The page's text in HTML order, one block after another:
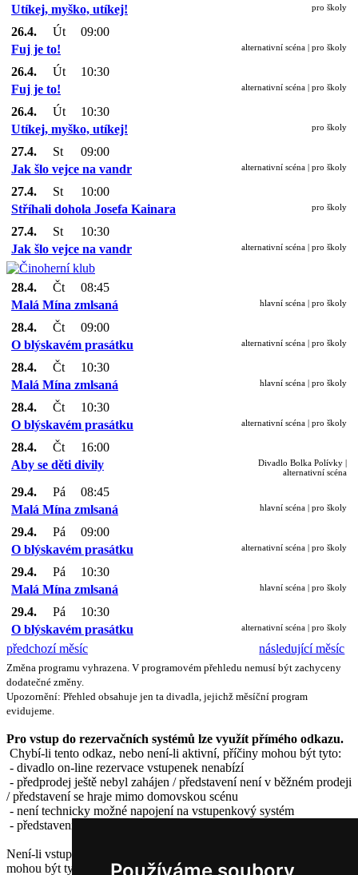
Utíkej, myško, utíkej!
pro školy
26.4. Út
09:00
Fuj je to!
alternativní scéna | pro školy
26.4. Út
10:30
Fuj je to!
alternativní scéna | pro školy
26.4. Út
10:30
Utíkej, myško, utíkej!
pro školy
27.4. St
09:00
Jak šlo vejce na vandr
alternativní scéna | pro školy
27.4. St
10:00
Stříhali dohola Josefa Kainara
pro školy
27.4. St
10:30
Jak šlo vejce na vandr
alternativní scéna | pro školy
28.4. Čt
08:45
Malá Mína zmlsaná
hlavní scéna | pro školy
28.4. Čt
09:00
O blýskavém prasátku
alternativní scéna | pro školy
28.4. Čt
10:30
Malá Mína zmlsaná
hlavní scéna | pro školy
28.4. Čt
10:30
O blýskavém prasátku
alternativní scéna | pro školy
28.4. Čt
16:00
Aby se děti divily
Divadlo Bolka Polívky |
alternativní scéna
29.4. Pá
08:45
Malá Mína zmlsaná
hlavní scéna | pro školy
29.4. Pá
09:00
O blýskavém prasátku
alternativní scéna | pro školy
29.4. Pá
10:30
Malá Mína zmlsaná
hlavní scéna | pro školy
29.4. Pá
10:30
O blýskavém prasátku
alternativní scéna | pro školy
předchozí měsíc následující měsíc
Změna programu vyhrazena. V programovém přehledu nemusí být zachyceny
dodatečné změny.
Upozornění: Přehled obsahuje jen ta divadla, jejichž měsíční program
evidujeme.
Pro vstup do rezervačních systémů lze využít přímého odkazu.
Chybí-li tento odkaz, nebo není-li aktivní, příčiny mohou být tyto:
- divadlo on-line rezervace vstupenek nenabízí
- předprodej ještě nebyl zahájen / představení není v běžném prodeji
/ představení se hraje mimo domovskou scénu
- není technicky možné napojení na vstupenkový systém
- představení v daném termínu je již vyprodané.
Není-li vstupenkový odkaz funkční (chybová stránka), příčiny
mohou být tyto: